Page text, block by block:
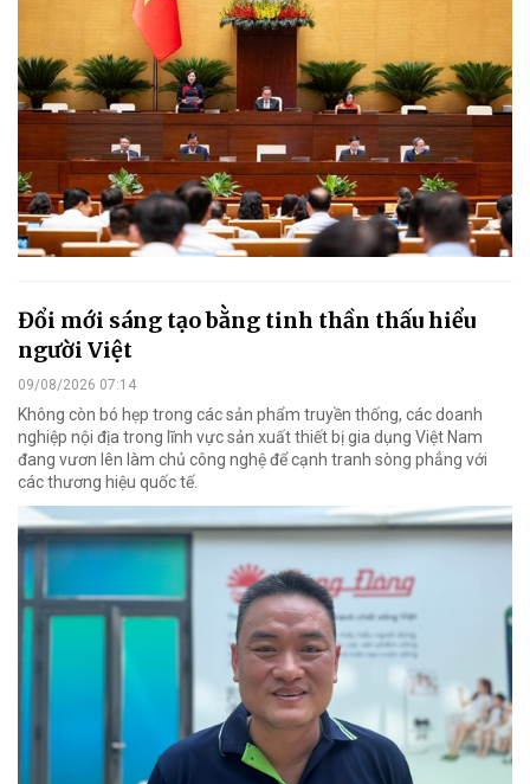
Đổi mới sáng tạo bằng tinh thần thấu hiểu
người Việt
09/08/2026 07:14
Không còn bó hẹp trong các sản phẩm truyền thống, các doanh
nghiệp nội địa trong lĩnh vực sản xuất thiết bị gia dụng Việt Nam
đang vươn lên làm chủ công nghệ để cạnh tranh sòng phẳng với
các thương hiệu quốc tế.